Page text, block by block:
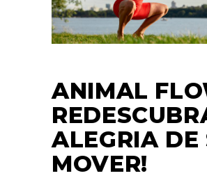
ANIMAL
ALEGRIA DE
MOVER!